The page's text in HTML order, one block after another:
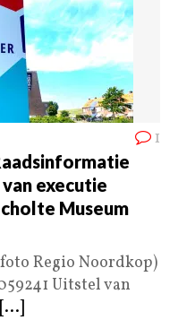
1
executie
Museum
Regio Noordkop)
Uitstel van
[...]